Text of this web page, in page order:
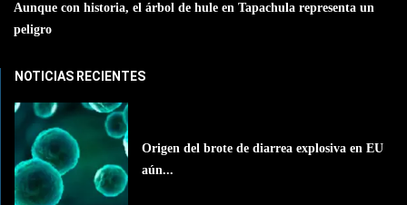
Aunque con historia, el árbol de hule en Tapachula representa un
peligro
NOTICIAS RECIENTES
Origen del brote de diarrea explosiva en EU
aún...